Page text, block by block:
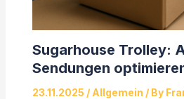
Sugarhouse Trolley:
Sendungen
23.11.2025 / Allgemein / By